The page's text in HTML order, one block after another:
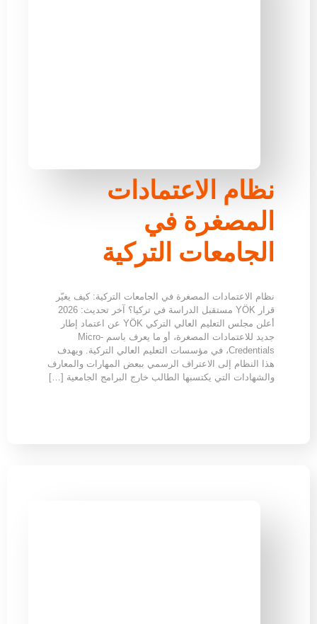
نظام الاعتمادات
المصغرة في
الجامعات التركية
نظام الاعتمادات المصغرة في الجامعات التركية: كيف يغيّر
قرار YÖK مستقبل الدراسة في تركيا؟ آخر تحديث: 2026
أعلن مجلس التعليم العالي التركي YÖK عن اعتماد إطار
جديد للاعتمادات المصغرة، أو ما يعرف باسم Micro-
Credentials، في مؤسسات التعليم العالي التركية. ويهدف
هذا النظام إلى الاعتراف الرسمي ببعض المهارات والمعارف
والشهادات التي يكتسبها الطالب خارج البرامج الجامعية […]